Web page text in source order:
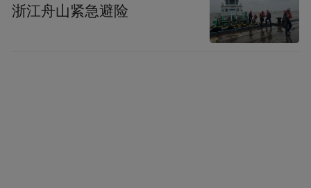
浙江舟山紧急避险